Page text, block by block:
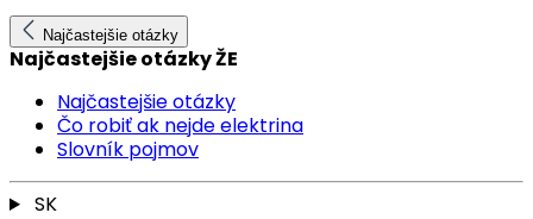
Najčastejšie otázky
Najčastejšie otázky ŽE
Najčastejšie otázky
Čo robiť ak nejde elektrina
Slovník pojmov
SK